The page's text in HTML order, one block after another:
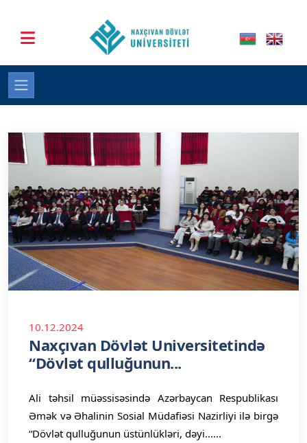
10.12.2024
Naxçıvan Dövlət Universitetində
“Dövlət qulluğunun...
Ali təhsil müəssisəsində Azərbaycan Respublikası
Əmək və Əhalinin Sosial Müdafiəsi Nazirliyi ilə birgə
“Dövlət qulluğunun üstünlükləri, dəyi......